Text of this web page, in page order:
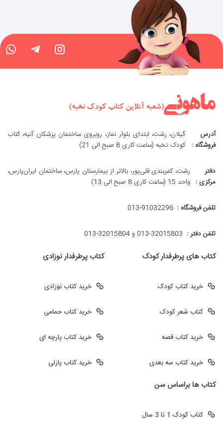
آدرس
فروشگاه :
گیلان، رشت، ابتدای بلوار نماز، روبروی ساختمان پزشکان آتیه، کتاب
کودک نخبه (ساعت کاری 8 صبح الی 21)
دفتر
مرکزی :
رشت، کمربندی قلی‌پور، بالاتر از بیمارستان پارس، ساختمان ایران‌پارس،
واحد 15 (ساعت کاری 8 صبح الی 13)
تلفن فروشگاه : 013-91032296
تلفن دفتر : 013-32015803 و 32015804-013
کتاب های پرطرفدار کودک
خرید کتاب کودک
کتاب شعر کودک
خرید کتاب قصه
خرید کتاب سه بعدی
کتاب پرطرفدار نوزادی
خرید کتاب نوزادی
خرید کتاب حمامی
خرید کتاب پارچه ای
خرید کتاب پازلی
کتاب ها براساس سن
کتاب کودک 1 تا 3 سال